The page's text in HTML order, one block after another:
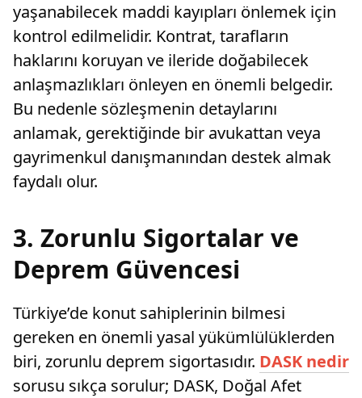
yaşanabilecek maddi kayıpları önlemek için
kontrol edilmelidir. Kontrat, tarafların
haklarını koruyan ve ileride doğabilecek
anlaşmazlıkları önleyen en önemli belgedir.
Bu nedenle sözleşmenin detaylarını
anlamak, gerektiğinde bir avukattan veya
gayrimenkul danışmanından destek almak
faydalı olur.
3. Zorunlu Sigortalar ve
Deprem Güvencesi
Türkiye’de konut sahiplerinin bilmesi
gereken en önemli yasal yükümlülüklerden
biri, zorunlu deprem sigortasıdır. DASK nedir
sorusu sıkça sorulur; DASK, Doğal Afet